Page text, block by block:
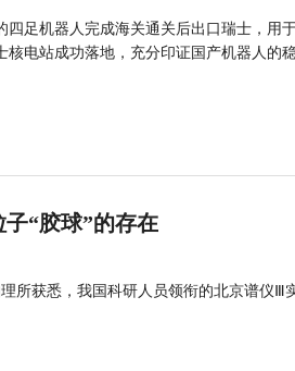
四足机器人完成海关通关后出口瑞士，用
电站成功落地，充分印证国产机器人的
“胶球”的存在
所获悉，我国科研人员领衔的北京谱仪